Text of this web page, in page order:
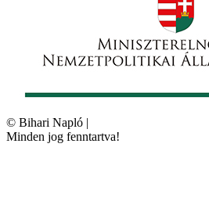
© Bihari Napló |
Minden jog fenntartva!